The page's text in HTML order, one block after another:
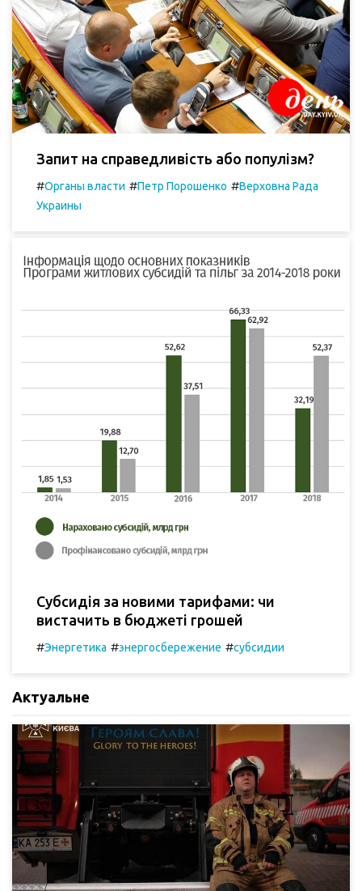
Запит на справедливість або популізм?
#Органы власти #Петр Порошенко #Верховна Рада
Украины
Субсидія за новими тарифами: чи
вистачить в бюджеті грошей
#Энергетика #энергосбережение #субсидии
Актуальне